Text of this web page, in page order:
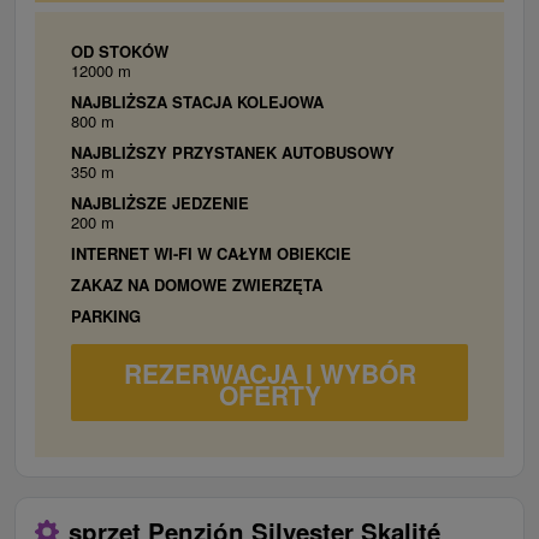
OD STOKÓW
12000 m
NAJBLIŻSZA STACJA KOLEJOWA
800 m
NAJBLIŻSZY PRZYSTANEK AUTOBUSOWY
350 m
NAJBLIŻSZE JEDZENIE
200 m
INTERNET WI-FI W CAŁYM OBIEKCIE
ZAKAZ NA DOMOWE ZWIERZĘTA
PARKING
REZERWACJA I WYBÓR
OFERTY
sprzęt Penzión Silvester Skalité